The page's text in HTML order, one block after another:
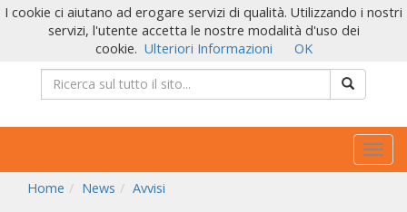
Home
News Avvisi
I cookie ci aiutano ad erogare servizi di qualità. Utilizzando i nostri
servizi, l'utente accetta le nostre modalità d'uso dei
cookie. Ulteriori Informazioni OK